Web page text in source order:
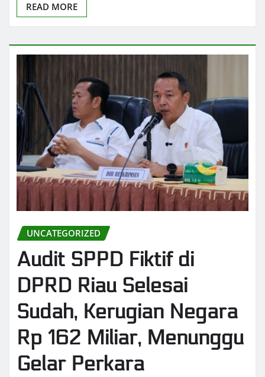
READ MORE
UNCATEGORIZED
Audit SPPD Fiktif di
DPRD Riau Selesai
Sudah, Kerugian Negara
Rp 162 Miliar, Menunggu
Gelar Perkara